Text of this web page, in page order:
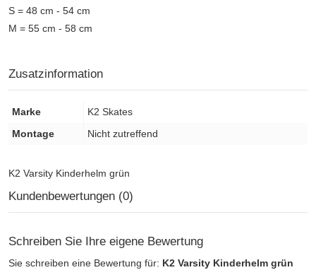
S = 48 cm - 54 cm
M = 55 cm - 58 cm
Zusatzinformation
Marke
K2 Skates
Montage
Nicht zutreffend
K2 Varsity Kinderhelm grün
Kundenbewertungen (0)
Schreiben Sie Ihre eigene Bewertung
Sie schreiben eine Bewertung für: K2 Varsity Kinderhelm grün